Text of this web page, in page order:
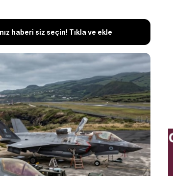
haberi siz seçin! Tıkla ve ekle
üzere havalanan iki adet yeni F-35B
Azor Adaları’na iniş yapmak
de benzer olayların yaşanması
işareti bıraktı.